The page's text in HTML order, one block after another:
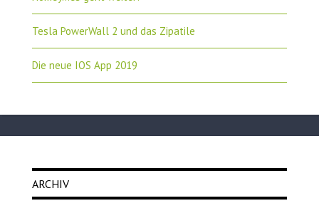
Tesla PowerWall 2 und das Zipatile
Die neue IOS App 2019
ARCHIV